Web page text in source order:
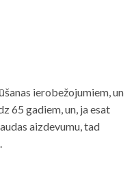
ierobežojumiem, un
65 gadiem, un, ja esat
aizdevumu, tad